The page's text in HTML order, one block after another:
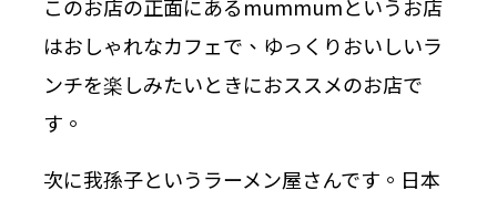
このお店の正面にあるmummumというお店
はおしゃれなカフェで、ゆっくりおいしいラ
ンチを楽しみたいときにおススメのお店で
す。
次に我孫子というラーメン屋さんです。日本